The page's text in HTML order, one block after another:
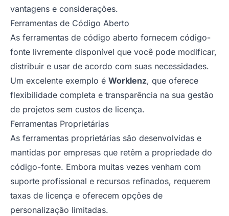
vantagens e considerações.
Ferramentas de Código Aberto
As ferramentas de código aberto fornecem código-
fonte livremente disponível que você pode modificar,
distribuir e usar de acordo com suas necessidades.
Um excelente exemplo é Worklenz, que oferece
flexibilidade completa e transparência na sua gestão
de projetos sem custos de licença.
Ferramentas Proprietárias
As ferramentas proprietárias são desenvolvidas e
mantidas por empresas que retêm a propriedade do
código-fonte. Embora muitas vezes venham com
suporte profissional e recursos refinados, requerem
taxas de licença e oferecem opções de
personalização limitadas.